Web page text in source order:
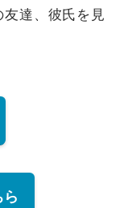
達、彼氏を見